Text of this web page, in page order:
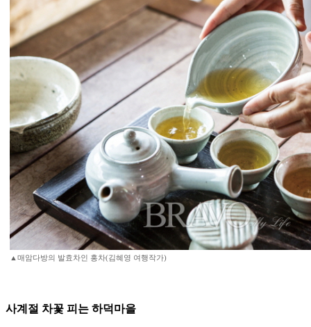
▲매암다방의 발효차인 홍차(김혜영 여행작가)
사계절 차꽃 피는 하덕마을